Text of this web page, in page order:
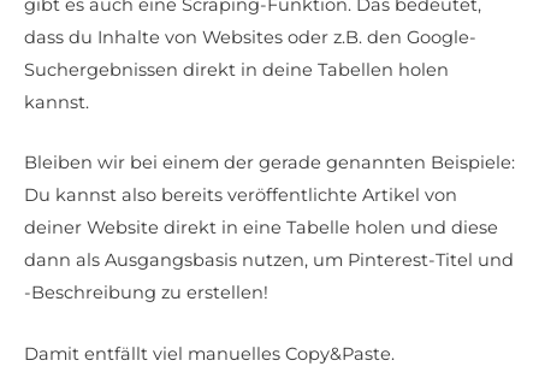
gibt es auch eine Scraping-Funktion. Das bedeutet,
dass du Inhalte von Websites oder z.B. den Google-
Suchergebnissen direkt in deine Tabellen holen
kannst.
Bleiben wir bei einem der gerade genannten Beispiele:
Du kannst also bereits veröffentlichte Artikel von
deiner Website direkt in eine Tabelle holen und diese
dann als Ausgangsbasis nutzen, um Pinterest-Titel und
-Beschreibung zu erstellen!
Damit entfällt viel manuelles Copy&Paste.